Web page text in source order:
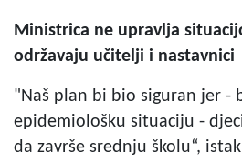
Ministrica ne upravlja
održavaju učitelji i nastavnici
"Naš plan bi bio siguran jer -
epidemiološku situaciju -
da završe srednju školu“,